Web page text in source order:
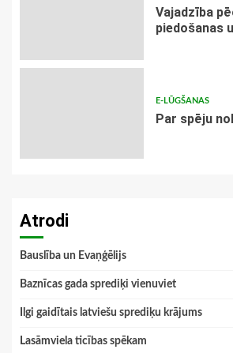
Vajadzība
piedošanas
E-LŪGŠANAS
Par spēju
Atrodi
Bauslība un Evaņģēlijs
Baznīcas gada sprediķi vienuviet
Ilgi gaidītais latviešu sprediķu krājums
Lasāmviela ticības spēkam